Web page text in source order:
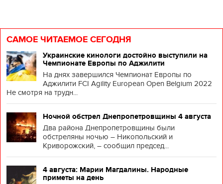
САМОЕ ЧИТАЕМОЕ СЕГОДНЯ
Украинские кинологи достойно выступили на
Чемпионате Европы по Аджилити
На днях завершился Чемпионат Европы по
Аджилити FCI Agility European Open Belgium 2022
Не смотря на трудн...
Ночной обстрел Днепропетровщины 4 августа
Два района Днепропетровщины были
обстреляны ночью – Никопольский и
Криворожский, – сообщил председ...
4 августа: Марии Магдалины. Народные
приметы на день